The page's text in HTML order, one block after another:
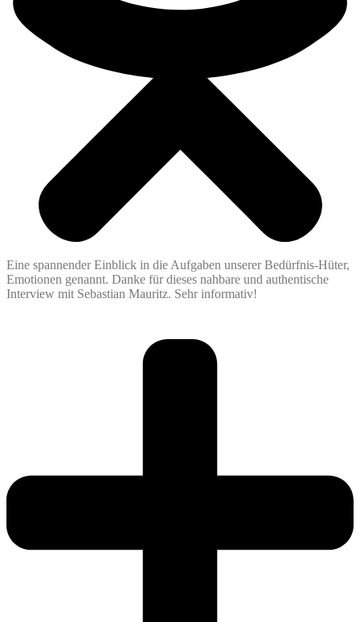
Eine spannender Einblick in die Aufgaben unserer Bedürfnis-Hüter,
Emotionen genannt. Danke für dieses nahbare und authentische
Interview mit Sebastian Mauritz. Sehr informativ!